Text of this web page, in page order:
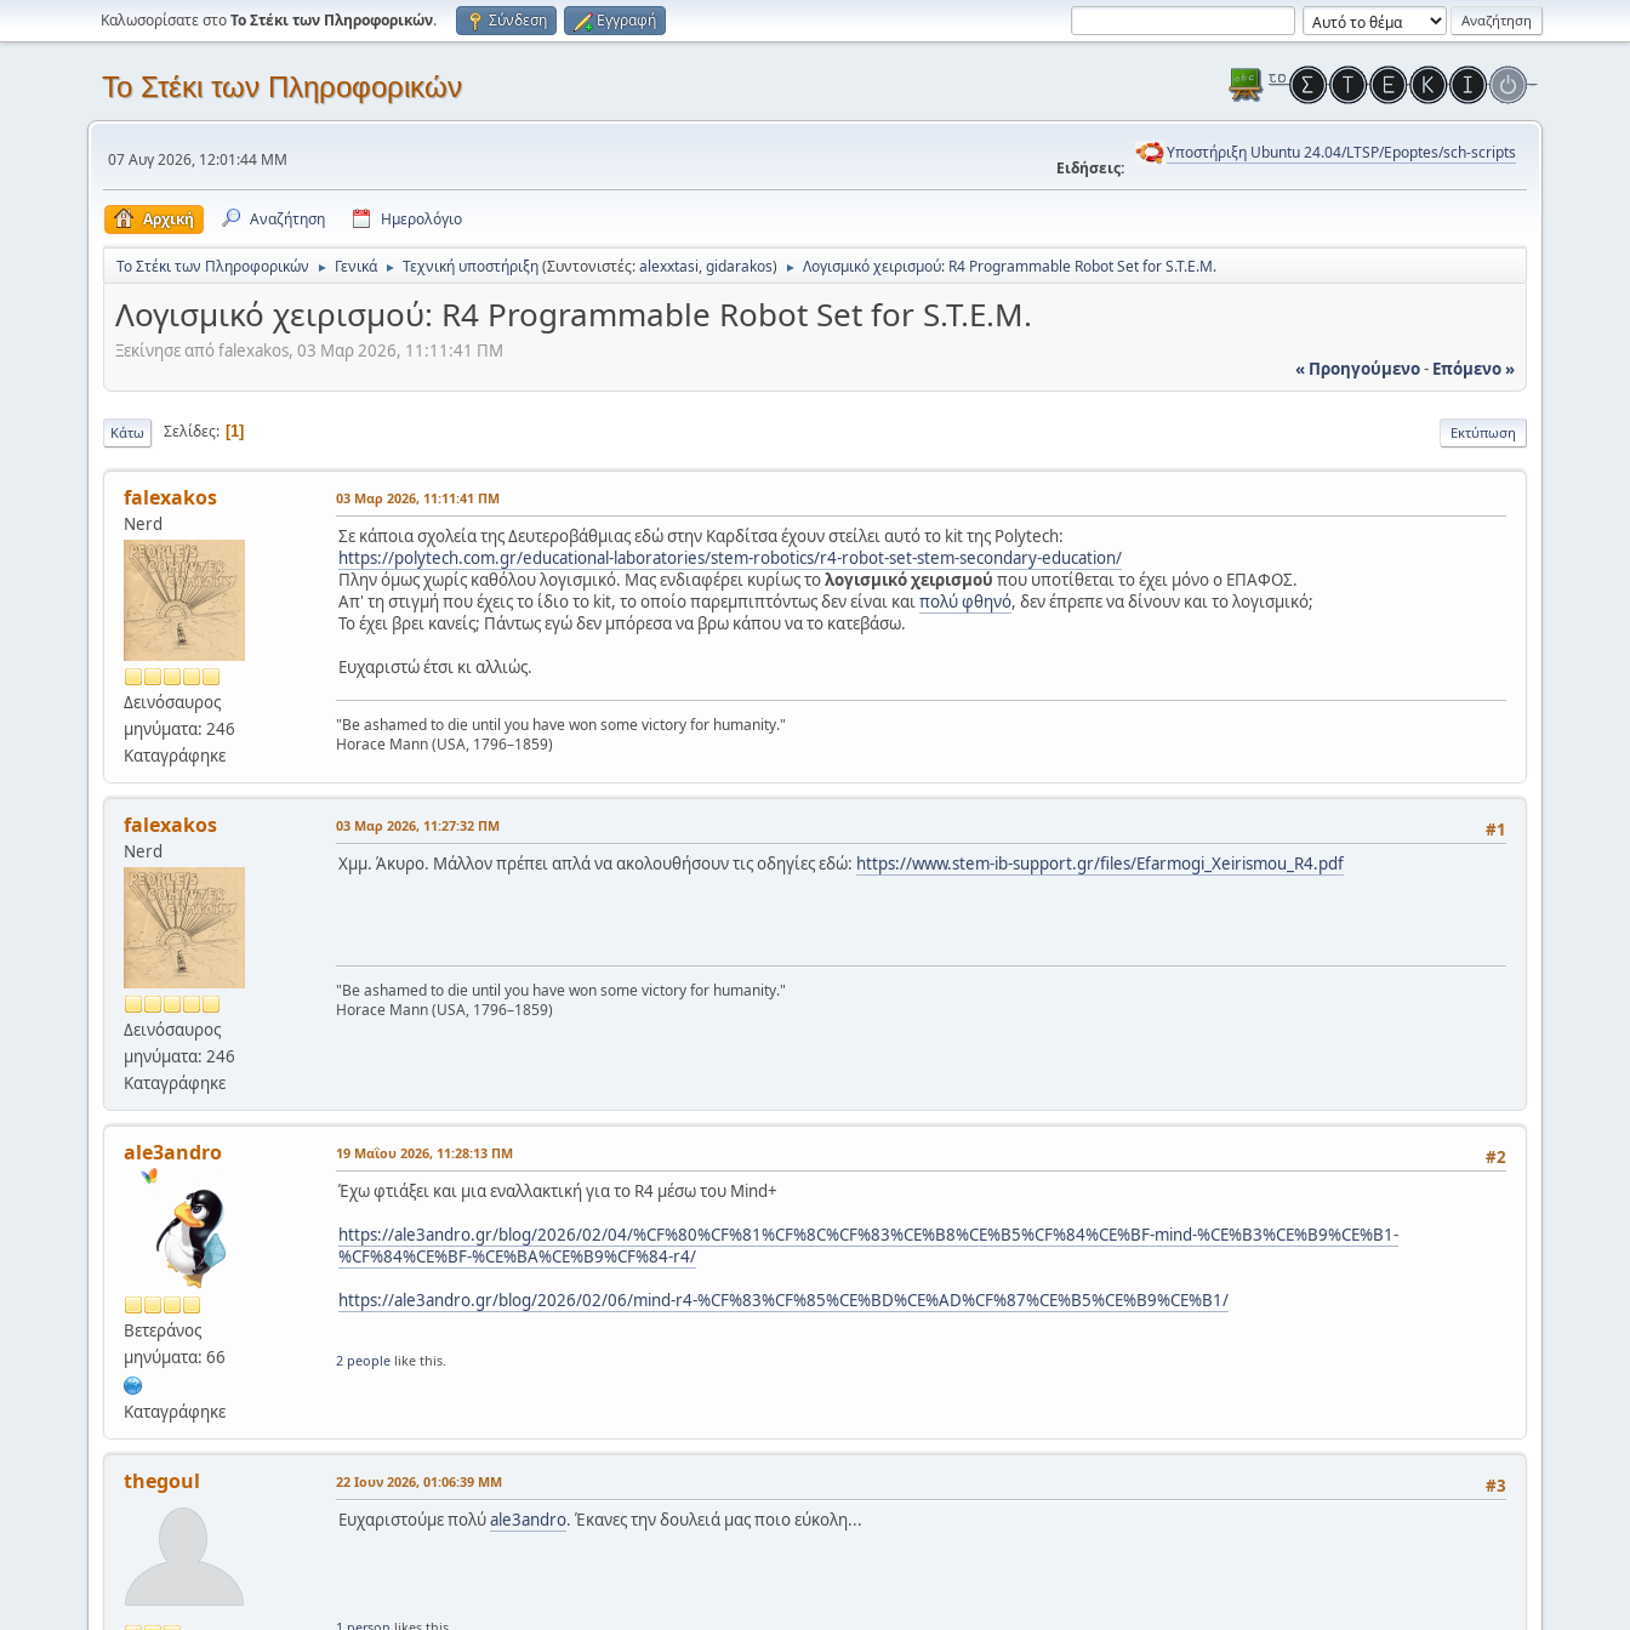
Καλωσορίσατε στοΤο Στέκι των Πληροφορικών. Σύνδεση Εγγραφή
Το Στέκι των Πληροφορικών
07 Αυγ 2026, 12:01:44 ΜΜ Ειδήσεις:
Υποστήριξη Ubuntu 24.04/LTSP/Epoptes/sch-scripts
Αρχική Αναζήτηση Ημερολόγιο
Το Στέκι των Πληροφορικών ► Γενικά ► Τεχνική υποστήριξη(Συντονιστές:alexxtasi,gidarakos) ► Λογισμικό χειρισμού: R4 Programmable Robot Set for S.T.E.M.
Λογισμικό χειρισμού: R4 Programmable Robot Set for S.T.E.M.
Ξεκίνησε από falexakos, 03 Μαρ 2026, 11:11:41 ΠΜ
« Προηγούμενο- Επόμενο »
Εκτύπωση
Κάτω Σελίδες 1
falexakos
Nerd
Δεινόσαυρος
μηνύματα: 246
Καταγράφηκε
03 Μαρ 2026, 11:11:41 ΠΜ
Σε κάποια σχολεία της Δευτεροβάθμιας εδώ στην Καρδίτσα έχουν στείλει αυτό το kit της Polytech:
https://polytech.com.gr/educational-laboratories/stem-robotics/r4-robot-set-stem-secondary-education/
Πλην όμως χωρίς καθόλου λογισμικό. Μας ενδιαφέρει κυρίως τολογισμικό χειρισμού που υποτίθεται το έχει μόνο ο ΕΠΑΦΟΣ.
Απ' τη στιγμή που έχεις το ίδιο το kit, το οποίο παρεμπιπτόντως δεν είναι και πολύ φθηνό, δεν έπρεπε να δίνουν και το λογισμικό;
Το έχει βρει κανείς; Πάντως εγώ δεν μπόρεσα να βρω κάπου να το κατεβάσω.
Ευχαριστώ έτσι κι αλλιώς.
"Be ashamed to die until you have won some victory for humanity."
Horace Mann (USA, 1796–1859)
falexakos
Nerd
Δεινόσαυρος
μηνύματα: 246
Καταγράφηκε
#1
03 Μαρ 2026, 11:27:32 ΠΜ
Χμμ. Άκυρο. Μάλλον πρέπει απλά να ακολουθήσουν τις οδηγίες εδώ: https://www.stem-ib-support.gr/files/Efarmogi_Xeirismou_R4.pdf
"Be ashamed to die until you have won some victory for humanity."
Horace Mann (USA, 1796–1859)
ale3andro
Βετεράνος
μηνύματα: 66
Καταγράφηκε
#2
19 Μαΐου 2026, 11:28:13 ΠΜ
Έχω φτιάξει και μια εναλλακτική για το R4 μέσω του Mind+
https://ale3andro.gr/blog/2026/02/04/%CF%80%CF%81%CF%8C%CF%83%CE%B8%CE%B5%CF%84%CE%BF-mind-%CE%B3%CE%B9%CE%B1-
%CF%84%CE%BF-%CE%BA%CE%B9%CF%84-r4/
https://ale3andro.gr/blog/2026/02/06/mind-r4-%CF%83%CF%85%CE%BD%CE%AD%CF%87%CE%B5%CE%B9%CE%B1/
2 people like this.
thegoul #3
22 Ιουν 2026, 01:06:39 ΜΜ
Ευχαριστούμε πολύale3andro. Έκανες την δουλειά μας ποιο εύκολη...
1 person likes this.